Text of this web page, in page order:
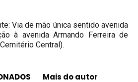
Via de mão única sentido avenida
à avenida Armando Ferreira de
Central).
Mais do autor